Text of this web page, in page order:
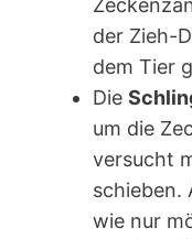
der Zieh-
dem Tier
Die
um die
versucht
schieben.
wie nur